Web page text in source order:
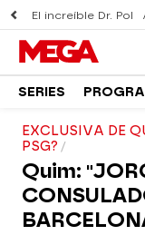
El increíble Dr. Pol
SERIES
EXCLUSIVA DE
PSG?
Quim: